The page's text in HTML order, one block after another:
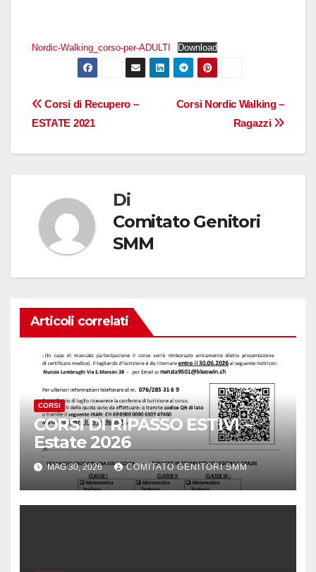
Nordic-Walking_corso-per-ADULTI Download
Navigazione
Corsi Nordic Walking –
Ragazzi
Corsi di Recupero –
ESTATE 2021
Di
Comitato Genitori
SMM
Articoli correlati
CORSI
CORSI DI RIPASSO ESTIVI –
Estate 2026
MAG 30, 2026 COMITATO GENITORI SMM